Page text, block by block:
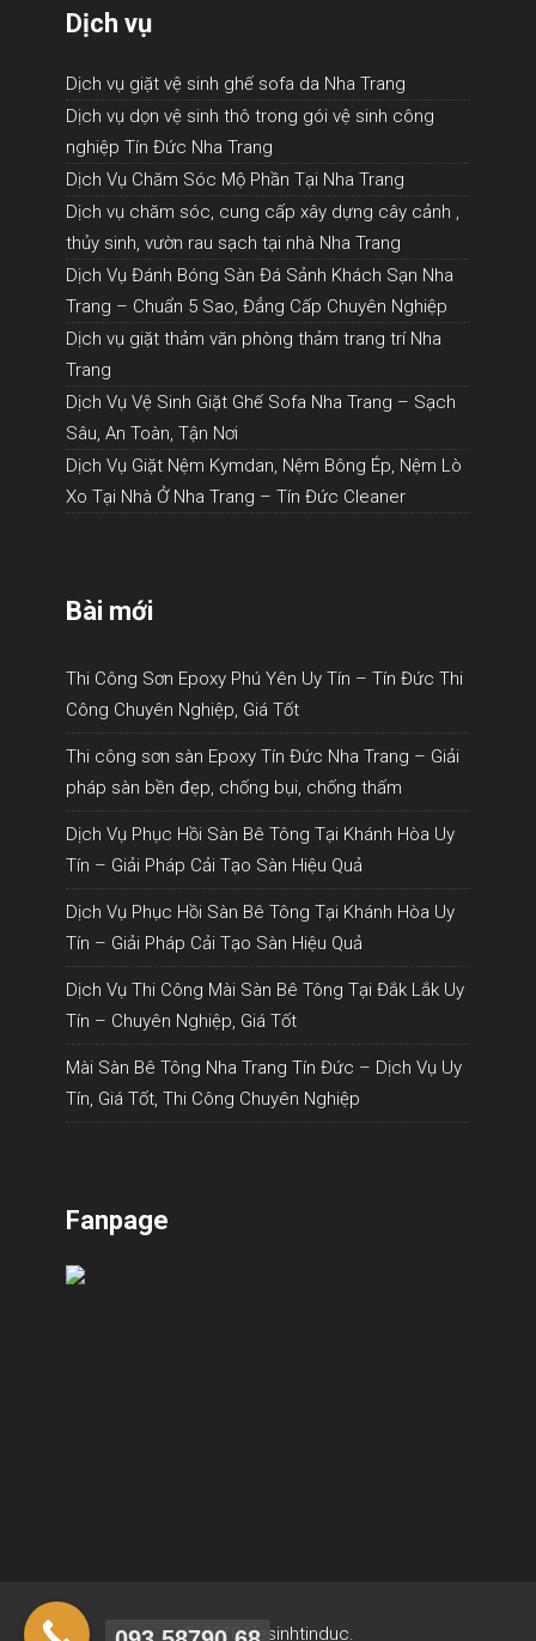
Dịch vụ
Dịch vụ giặt vệ sinh ghế sofa da Nha Trang
Dịch vụ dọn vệ sinh thô trong gói vệ sinh công
nghiệp Tín Đức Nha Trang
Dịch Vụ Chăm Sóc Mộ Phần Tại Nha Trang
Dịch vụ chăm sóc, cung cấp xây dựng cây cảnh ,
thủy sinh, vườn rau sạch tại nhà Nha Trang
Dịch Vụ Đánh Bóng Sàn Đá Sảnh Khách Sạn Nha
Trang – Chuẩn 5 Sao, Đẳng Cấp Chuyên Nghiệp
Dịch vụ giặt thảm văn phòng thảm trang trí Nha
Trang
Dịch Vụ Vệ Sinh Giặt Ghế Sofa Nha Trang – Sạch
Sâu, An Toàn, Tận Nơi
Dịch Vụ Giặt Nệm Kymdan, Nệm Bông Ép, Nệm Lò
Xo Tại Nhà Ở Nha Trang – Tín Đức Cleaner
Bài mới
Thi Công Sơn Epoxy Phú Yên Uy Tín – Tín Đức Thi
Công Chuyên Nghiệp, Giá Tốt
Thi công sơn sàn Epoxy Tín Đức Nha Trang – Giải
pháp sàn bền đẹp, chống bụi, chống thấm
Dịch Vụ Phục Hồi Sàn Bê Tông Tại Khánh Hòa Uy
Tín – Giải Pháp Cải Tạo Sàn Hiệu Quả
Dịch Vụ Phục Hồi Sàn Bê Tông Tại Khánh Hòa Uy
Tín – Giải Pháp Cải Tạo Sàn Hiệu Quả
Dịch Vụ Thi Công Mài Sàn Bê Tông Tại Đắk Lắk Uy
Tín – Chuyên Nghiệp, Giá Tốt
Mài Sàn Bê Tông Nha Trang Tín Đức – Dịch Vụ Uy
Tín, Giá Tốt, Thi Công Chuyên Nghiệp
Fanpage
© 2018 Vesinhtinduc.